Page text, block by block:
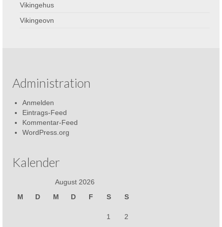
Vikingehus
Vikingeovn
Administration
Anmelden
Eintrags-Feed
Kommentar-Feed
WordPress.org
Kalender
August 2026
M
D M D F S S
1 2